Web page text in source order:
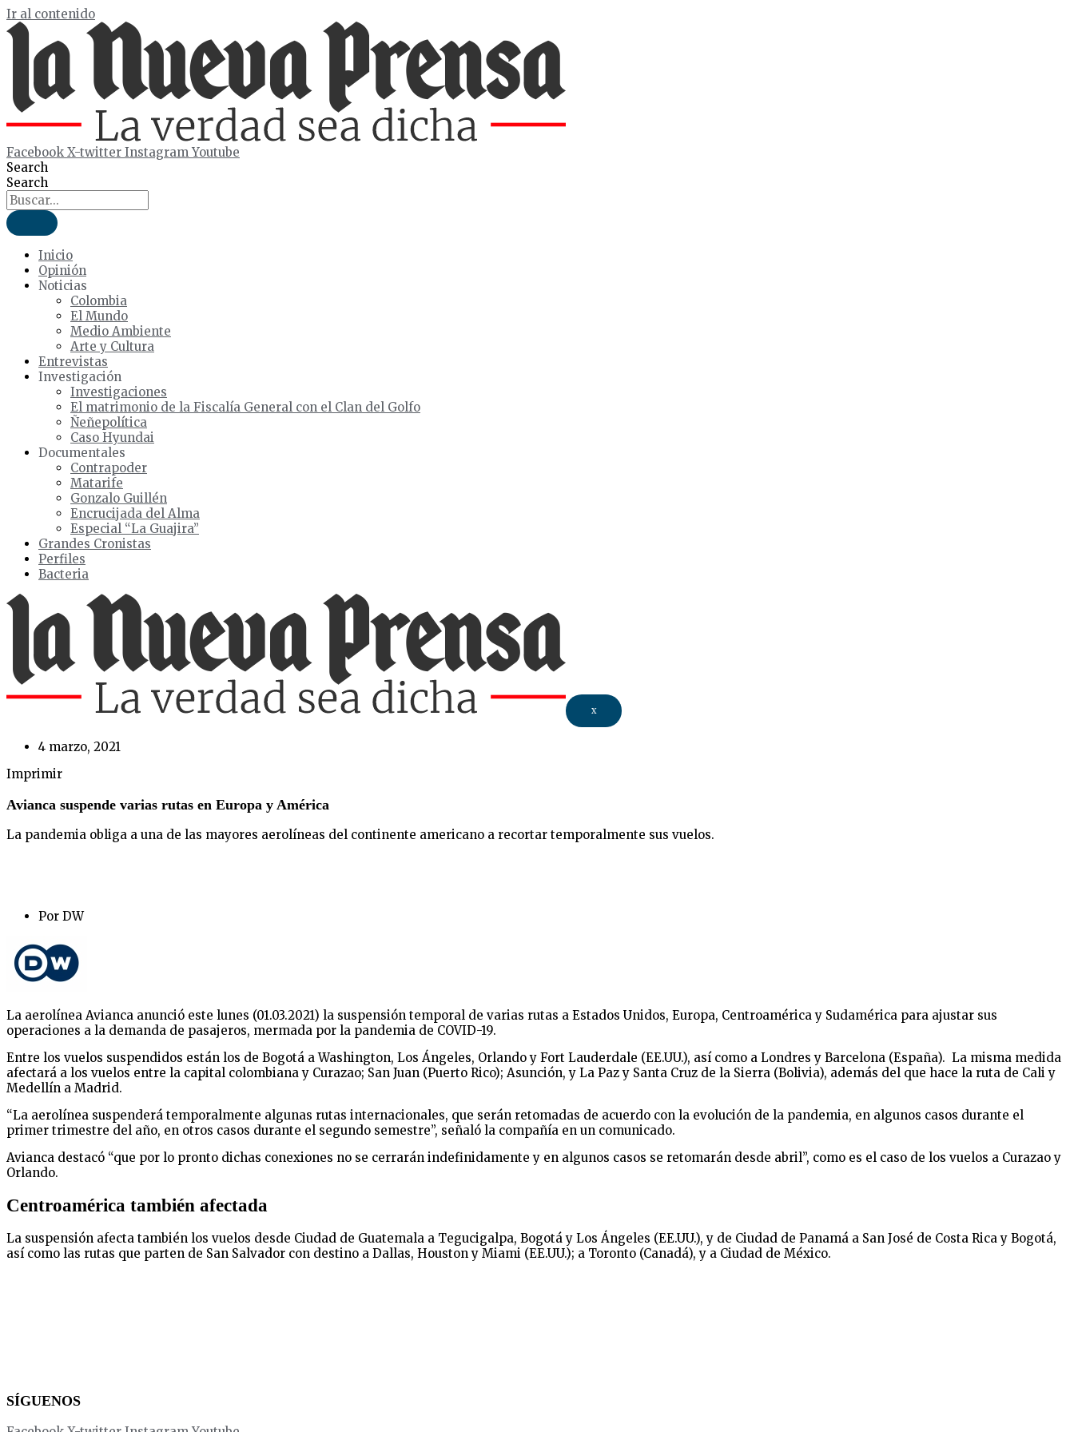
Ir al contenido
Facebook X-twitter Instagram Youtube
Search
Search
Inicio
Opinión
Noticias
Colombia
El Mundo
Medio Ambiente
Arte y Cultura
Entrevistas
Investigación
Investigaciones
El matrimonio de la Fiscalía General con el Clan del Golfo
Ñeñepolítica
Caso Hyundai
Documentales
Contrapoder
Matarife
Gonzalo Guillén
Encrucijada del Alma
Especial “La Guajira”
Grandes Cronistas
Perfiles
Bacteria
X
4 marzo, 2021
Imprimir
Avianca suspende varias rutas en Europa y América
La pandemia obliga a una de las mayores aerolíneas del continente americano a recortar temporalmente sus vuelos.
Por DW
La aerolínea Avianca anunció este lunes (01.03.2021) la suspensión temporal de varias rutas a Estados Unidos, Europa, Centroamérica y Sudamérica para ajustar sus
operaciones a la demanda de pasajeros, mermada por la pandemia de COVID-19.
Entre los vuelos suspendidos están los de Bogotá a Washington, Los Ángeles, Orlando y Fort Lauderdale (EE.UU.), así como a Londres y Barcelona (España). La misma medida
afectará a los vuelos entre la capital colombiana y Curazao; San Juan (Puerto Rico); Asunción, y La Paz y Santa Cruz de la Sierra (Bolivia), además del que hace la ruta de Cali y
Medellín a Madrid.
“La aerolínea suspenderá temporalmente algunas rutas internacionales, que serán retomadas de acuerdo con la evolución de la pandemia, en algunos casos durante el
primer trimestre del año, en otros casos durante el segundo semestre”, señaló la compañía en un comunicado.
Avianca destacó “que por lo pronto dichas conexiones no se cerrarán indefinidamente y en algunos casos se retomarán desde abril”, como es el caso de los vuelos a Curazao y
Orlando.
Centroamérica también afectada
La suspensión afecta también los vuelos desde Ciudad de Guatemala a Tegucigalpa, Bogotá y Los Ángeles (EE.UU.), y de Ciudad de Panamá a San José de Costa Rica y Bogotá,
así como las rutas que parten de San Salvador con destino a Dallas, Houston y Miami (EE.UU.); a Toronto (Canadá), y a Ciudad de México.
SÍGUENOS